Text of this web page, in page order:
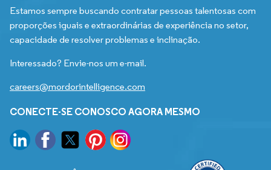
Estamos sempre buscando contratar pessoas talentosas com
proporções iguais e extraordinárias de experiência no setor,
capacidade de resolver problemas e inclinação.
Interessado? Envie-nos um e-mail.
careers@mordorintelligence.com
CONECTE-SE CONOSCO AGORA MESMO